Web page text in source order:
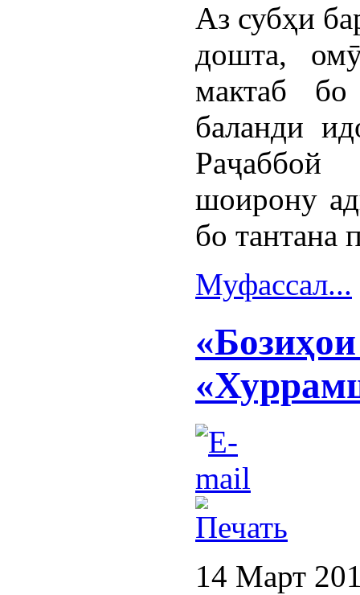
Аз субҳи
дошта,
мактаб
баланди
шоирону
бо тантана
Муфассал...
14 Март